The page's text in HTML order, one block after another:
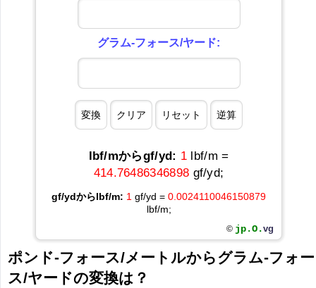
グラム-フォース/ヤード:
lbf/mからgf/yd: 1 lbf/m =
414.76486346898 gf/yd;
gf/ydからlbf/m: 1 gf/yd = 0.0024110046150879
lbf/m;
© jp.O.vg
ポンド-フォース/メートルからグラム-フォー
ス/ヤードの変換は？